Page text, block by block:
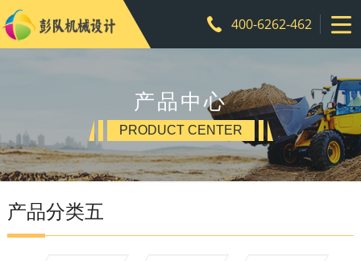
400-6262-462
产品中心
PRODUCT CENTER
产品分类五